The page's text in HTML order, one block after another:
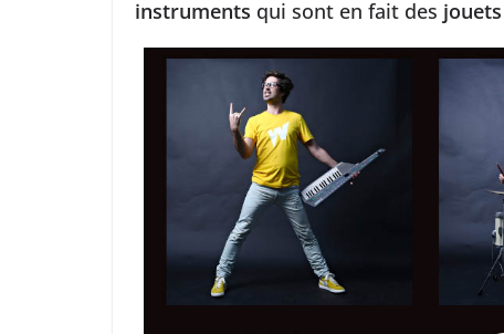
instruments qui sont en fait des